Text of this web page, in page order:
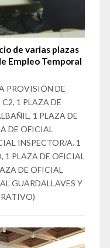
de varias plazas
Empleo Temporal
PROVISIÓN DE
1 PLAZA DE
1 PLAZA DE
DE OFICIAL
INSPECTOR/A. 1
1 PLAZA DE OFICIAL
DE OFICIAL
GUARDALLAVES Y